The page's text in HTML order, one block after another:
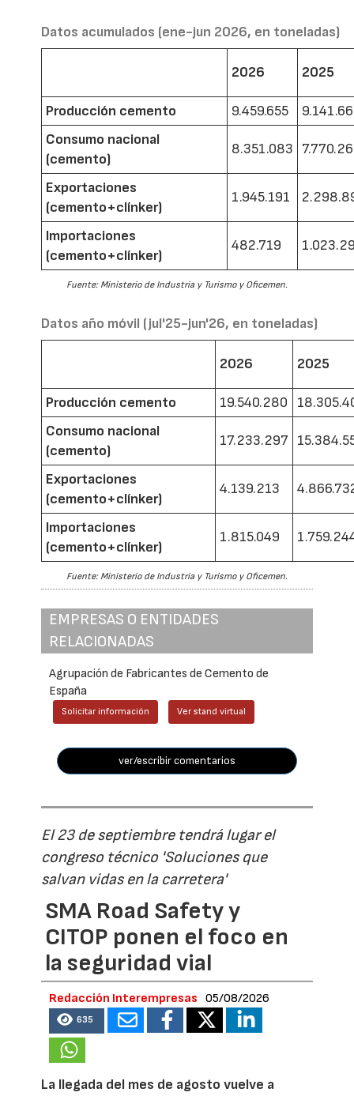
Datos acumulados (ene-jun 2026, en toneladas)
2026 2025
Producción cemento 9.459.655
Consumo nacional
(cemento)
8.351.083
Exportaciones
(cemento+clínker)
1.945.191
Importaciones
(cemento+clínker)
482.719
Fuente: Ministerio de Industria y Turismo y Oficemen.
Datos año móvil (jul'25-jun'26, en toneladas)
2026 2025
Producción cemento 19.540.280
Consumo nacional
(cemento)
17.233.297
Exportaciones
(cemento+clínker)
4.139.213
Importaciones
(cemento+clínker)
1.815.049
Fuente: Ministerio de Industria y Turismo y Oficemen.
EMPRESAS O ENTIDADES
RELACIONADAS
Agrupación de Fabricantes de Cemento de
España
Solicitar información Ver stand virtual
ver/escribir comentarios
El 23 de septiembre tendrá lugar el
congreso técnico 'Soluciones que
salvan vidas en la carretera'
SMA Road Safety y
CITOP ponen el foco en
la seguridad vial
Redacción Interempresas 05/08/2026
635
La llegada del mes de agosto vuelve a